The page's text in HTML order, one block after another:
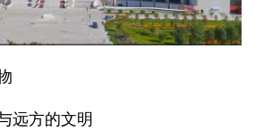
远方的文明